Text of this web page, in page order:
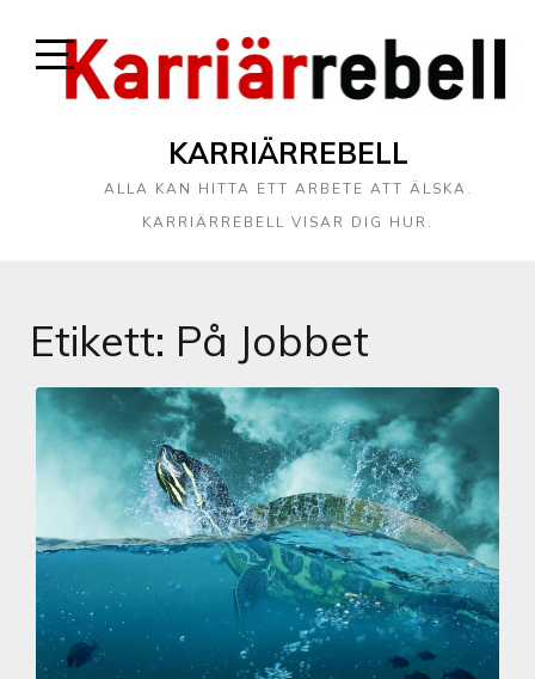
KARRIÄRREBELL
ALLA KAN HITTA ETT ARBETE ATT ÄLSKA.
KARRIÄRREBELL VISAR DIG HUR.
Etikett: På Jobbet